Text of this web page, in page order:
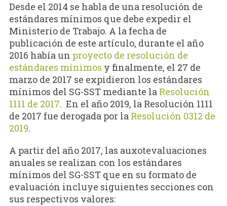
Desde el 2014 se habla de una resolución de
estándares mínimos que debe expedir el
Ministerio de Trabajo. A la fecha de
publicación de este artículo, durante el año
2016 había un proyecto de resolución de
estándares mínimos y finalmente, el 27 de
marzo de 2017 se expidieron los estándares
mínimos del SG-SST mediante la Resolución
1111 de 2017. En el año 2019, la Resolución 1111
de 2017 fue derogada por la Resolución 0312 de
2019.
A partir del año 2017, las auxotevaluaciones
anuales se realizan con los estándares
mínimos del SG-SST que en su formato de
evaluación incluye siguientes secciones con
sus respectivos valores: